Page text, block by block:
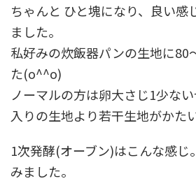
ちゃんと ひと塊になり、良い感
ました。
私好みの炊飯器パンの生地に80
た(o^^o)
ノーマルの方は卵大さじ1少な
入りの生地より若干生地がかた
1次発酵(オーブン)はこんな感じ
みました。